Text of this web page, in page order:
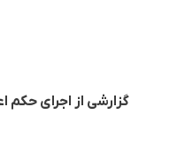
گزارشی از اجرای حکم اعدام ۴ زندانی در زندان‌های همدان،